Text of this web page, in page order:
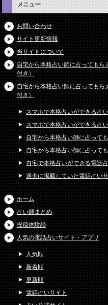
メニュー
お問い合わせ
サイト更新情報
当サイトについて
自宅から本格占い師に占っても
付き）
自宅から本格占い師に占っても
付き）
スマホで本格占いができる占
スマホで本格占いができる占
自宅から本格占い師に占って
自宅から本格占い師に占って
自宅で本格占いができる電話
過去に掲載していた電話占い
ホーム
占い師まとめ
投稿体験談
人気の電話占いサイト・アプリ
人気順
新着順
更新順
電話占いサイト